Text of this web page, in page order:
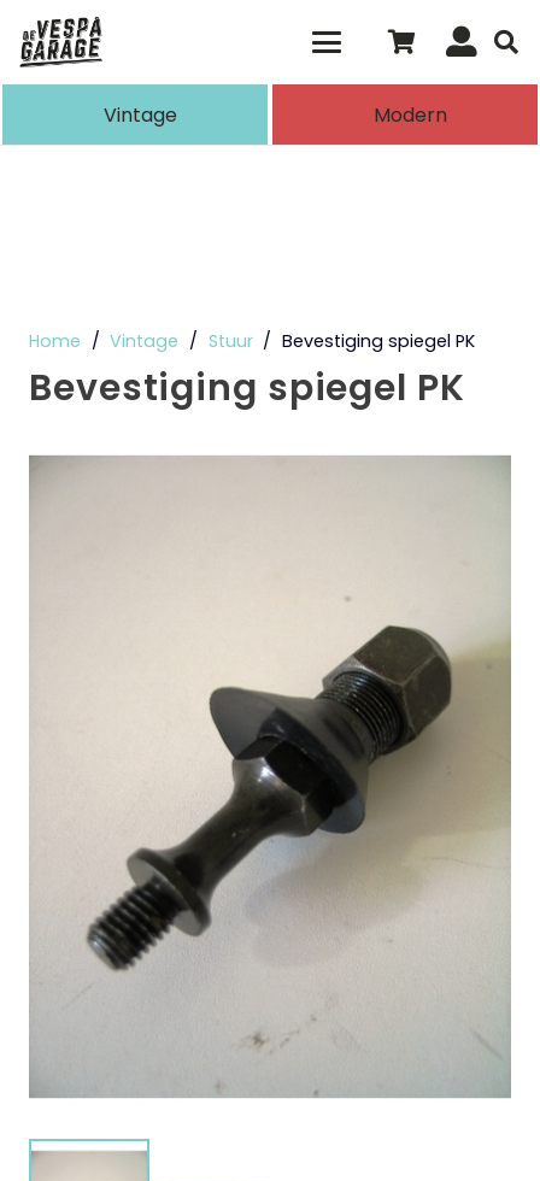
de resultaten voor automatisch
Vintage Modern
Home / Vintage / Stuur / Bevestiging spiegel PK
Bevestiging spiegel PK